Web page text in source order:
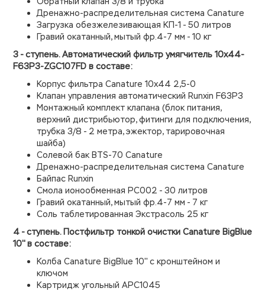
Дренажно-распределительная система Canature
Загрузка обезжелезивающая КП-1 - 50 литров
Гравий окатанный, мытый фр.4-7 мм - 10 кг
3 - ступень. Автоматический фильтр умягчитель 10х44-
F63P3-ZGC107FD в составе:
Корпус фильтра Canature 10х44 2,5-0
Клапан управления автоматический Runxin F63P3
Монтажный комплект клапана (блок питания,
верхний дистрибьютор, фитинги для подключения,
трубка 3/8 - 2 метра, эжектор, тарировочная
шайба)
Солевой бак BTS-70 Canature
Дренажно-распределительная система Canature
Байпас Runxin
Смола ионообменная PC002 - 30 литров
Гравий окатанный, мытый фр.4-7 мм - 7 кг
Соль таблетированная Экстрасоль 25 кг
4 - ступень. Постфильтр тонкой очистки Canature BigBlue
10'' в составе:
Колба Canature BigBlue 10'' с кронштейном и
ключом
Картридж угольный APC1045